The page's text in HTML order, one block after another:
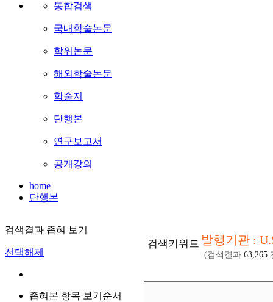
통합검색
국내학술논문
학위논문
해외학술논문
학술지
단행본
연구보고서
공개강의
home
단행본
검색결과 좁혀 보기
선택해제
좁혀본 항목 보기순서
검색키워드 발행기관 :
(검색결과 63,265